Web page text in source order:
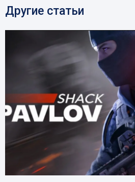
Другие статьи